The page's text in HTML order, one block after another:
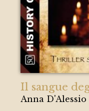
Il sangue
Anna D'Alessio